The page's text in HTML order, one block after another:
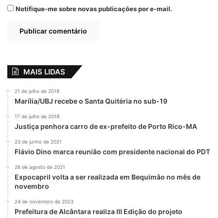
nem difícil a obtenção de crédito e 15%
conseguir crédito no mercado, mas o
inadimplência e negativação do nome”,
avalia a economista Marcela Kawuati.
Exemplo de restrição ao crédito, é que 19%
dos consumidores tiveram crédito negado
em abril ao tentarem parcelar uma compra
em algum estabelecimento comercial. As
principais razões para a recusa foram a
inadimplência (8%) e a renda insuficiente
(5%).
Outro dado que comprova o descontrole do
Notifique-me sobre novas publicações por e-mail.
MAIS LIDAS
21 de julho de 2018
Marília/UBJ recebe o Santa Quitéria no sub-19
17 de julho de 2019
Justiça penhora carro de ex-prefeito de Porto Rico-MA
23 de junho de 2021
Flávio Dino marca reunião com presidente nacional do PDT
26 de agosto de 2021
Expocapril volta a ser realizada em Bequimão no mês de
novembro
24 de novembro de 2023
Prefeitura de Alcântara realiza III Edição do projeto